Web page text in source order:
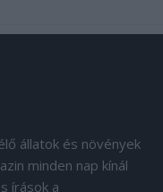
állatok és növények
minden nap kínál
írások a